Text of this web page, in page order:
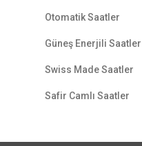
Otomatik Saatler
Güneş Enerjili Saatler
Swiss Made Saatler
Safir Camlı Saatler